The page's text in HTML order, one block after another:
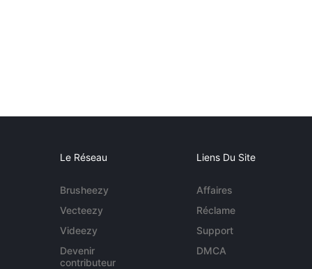
Le Réseau
Brusheezy
Vecteezy
Videezy
Devenir
contributeur
Liens Du Site
Affaires
Réclame
Support
DMCA